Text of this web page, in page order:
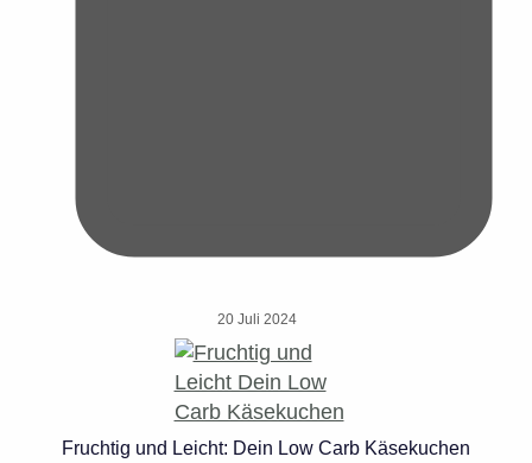
20 Juli 2024
Fruchtig und Leicht: Dein Low Carb Käsekuchen